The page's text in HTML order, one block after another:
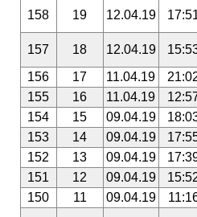
158
19 12.04.19
157 18 12.04.19
156
17 11.04.19
155
16 11.04.19
154
15 09.04.19
153
14 09.04.19
152
13 09.04.19
151
12 09.04.19
150
11 09.04.19